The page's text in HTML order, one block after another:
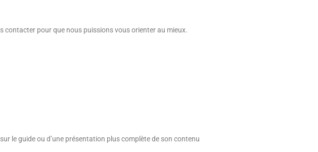
contacter pour que nous puissions vous orienter au mieux.
le guide ou d’une présentation plus complète de son contenu